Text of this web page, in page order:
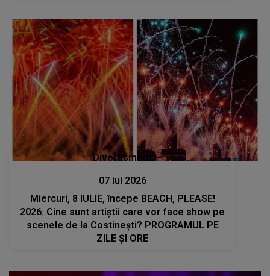
Divertisment
07 iul 2026
Miercuri, 8 IULIE, începe BEACH, PLEASE!
2026. Cine sunt artiștii care vor face show pe
scenele de la Costinești? PROGRAMUL PE
ZILE ȘI ORE